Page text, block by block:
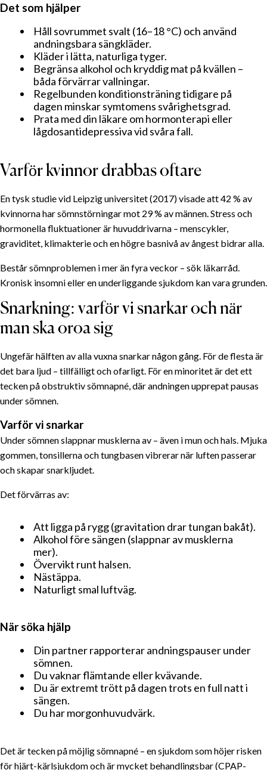
Det som hjälper
Håll sovrummet svalt (16–18 °C) och använd
andningsbara sängkläder.
Kläder i lätta, naturliga tyger.
Begränsa alkohol och kryddig mat på kvällen –
båda förvärrar vallningar.
Regelbunden konditionsträning tidigare på
dagen minskar symtomens svårighetsgrad.
Prata med din läkare om hormonterapi eller
lågdos­antidepressiva vid svåra fall.
Varför kvinnor drabbas oftare
En tysk studie vid Leipzig universitet (2017) visade att 42 % av
kvinnorna har sömnstörningar mot 29 % av männen. Stress och
hormonella fluktuationer är huvud­drivarna – menscykler,
graviditet, klimakterie och en högre basnivå av ångest bidrar alla.
Består sömnproblemen i mer än fyra veckor – sök läkar­råd.
Kronisk insomni eller en underliggande sjukdom kan vara grunden.
Snarkning: varför vi snarkar och när
man ska oroa sig
Ungefär hälften av alla vuxna snarkar någon gång. För de flesta är
det bara ljud – tillfälligt och ofarligt. För en minoritet är det ett
tecken på obstruktiv sömnapné, där andningen upprepat pausas
under sömnen.
Varför vi snarkar
Under sömnen slappnar musklerna av – även i mun och hals. Mjuka
gommen, tonsillerna och tungbasen vibrerar när luften passerar
och skapar snarkljudet.
Det förvärras av:
Att ligga på rygg (gravitation drar tungan bakåt).
Alkohol före sängen (slappnar av musklerna
mer).
Övervikt runt halsen.
Nästäppa.
Naturligt smal luftväg.
När söka hjälp
Din partner rapporterar andningspauser under
sömnen.
Du vaknar flämtande eller kvävande.
Du är extremt trött på dagen trots en full natt i
sängen.
Du har morgon­huvudvärk.
Det är tecken på möjlig sömnapné – en sjukdom som höjer risken
för hjärt-kärlsjukdom och är mycket behandlingsbar (CPAP-
INNEHÅLLSFÖRTECKNING
Vanliga orsaker